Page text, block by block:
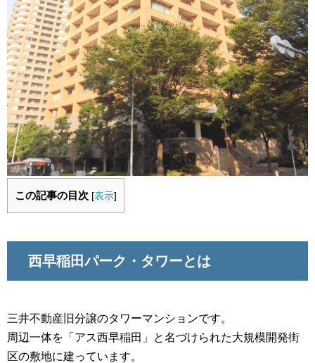
この記事の目次 [表示]
西早稲田パーク・タワーとは
三井不動産旧分譲のタワーマンションです。
周辺一体を「アス西早稲田」と名づけられた大規模開発街
区の敷地に建っています。